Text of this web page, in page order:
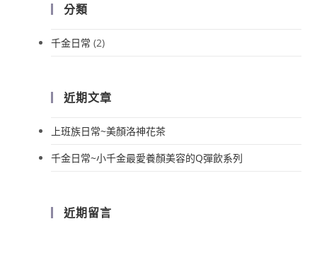
分類
千金日常 (2)
近期文章
上班族日常~美顏洛神花茶
千金日常~小千金最愛養顏美容的Q彈飲系列
近期留言